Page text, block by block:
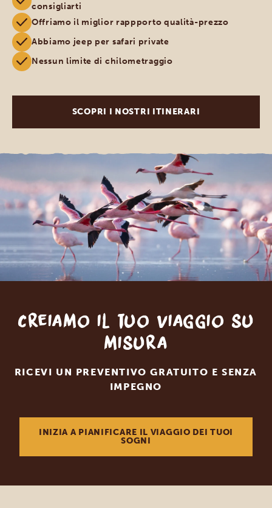
consigliarti
Offriamo il miglior rappporto qualità-prezzo
Abbiamo jeep per safari private
Nessun limite di chilometraggio
SCOPRI I NOSTRI ITINERARI
Creiamo il tuo viaggio su
misura
RICEVI UN PREVENTIVO GRATUITO E SENZA
IMPEGNO
INIZIA A PIANIFICARE IL VIAGGIO DEI TUOI
SOGNI